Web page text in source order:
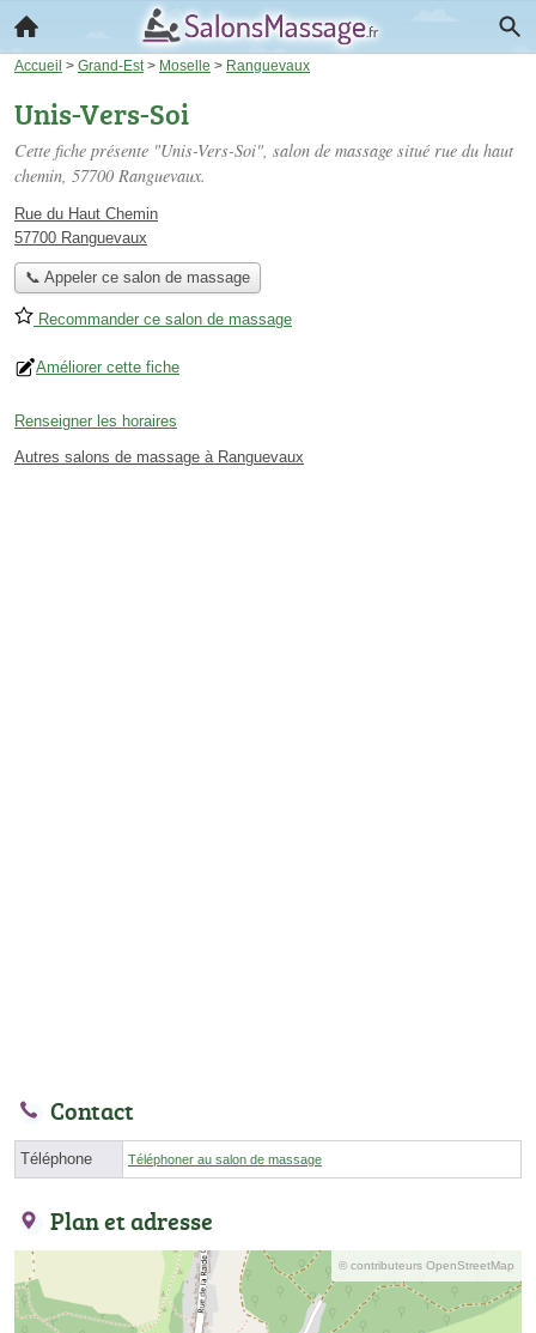
Accueil > Grand-Est > Moselle > Ranguevaux
Unis-Vers-Soi
Cette fiche présente "Unis-Vers-Soi", salon de massage situé rue du haut
chemin, 57700 Ranguevaux.
Rue du Haut Chemin
57700 Ranguevaux
📞 Appeler ce salon de massage
Recommander ce salon de massage
Améliorer cette fiche
Renseigner les horaires
Autres salons de massage à Ranguevaux
Contact
Téléphone Téléphoner au salon de massage
Plan et adresse
© contributeurs OpenStreetMap